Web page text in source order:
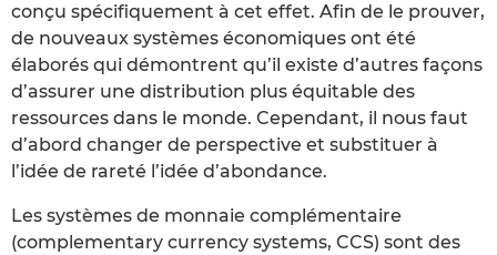
conçu spécifiquement à cet effet. Afin de le prouver,
de nouveaux systèmes économiques ont été
élaborés qui démontrent qu’il existe d’autres façons
d’assurer une distribution plus équitable des
ressources dans le monde. Cependant, il nous faut
d’abord changer de perspective et substituer à
l’idée de rareté l’idée d’abondance.
Les systèmes de monnaie complémentaire
(complementary currency systems, CCS) sont des